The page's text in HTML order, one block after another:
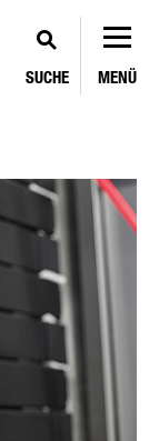
SUCHE MENÜ